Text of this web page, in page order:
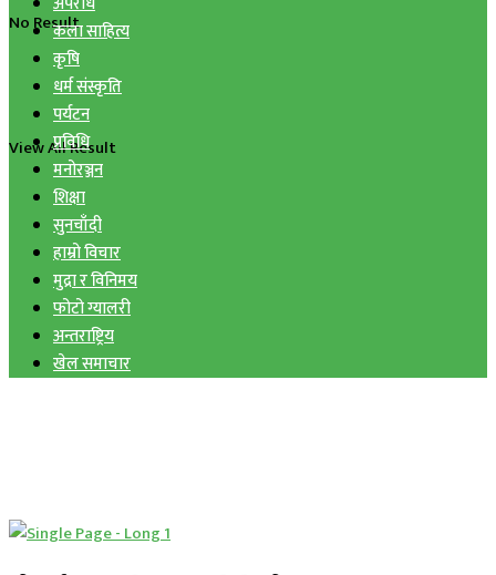
No Result
View All Result
कला साहित्य
कृषि
धर्म संस्कृति
पर्यटन
प्रविधि
मनोरञ्जन
शिक्षा
सुनचाँदी
हाम्रो विचार
मुद्रा र विनिमय
फोटो ग्यालरी
अन्तराष्ट्रिय
खेल समाचार